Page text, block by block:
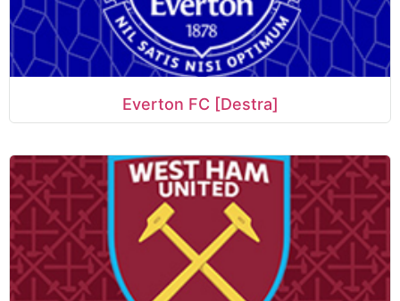
Everton FC [Destra]